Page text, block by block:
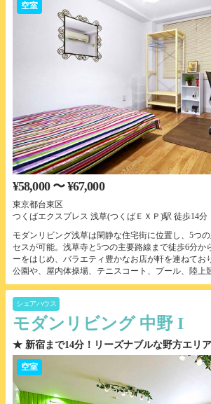
空室
¥58,000 〜 ¥67,000
東京都台東区
つくばエクスプレス 浅草(つくばＥＸＰ)駅 徒歩14分
モダンリビング浅草は閑静な住宅街に位置し、5つ
セスが可能。浅草寺と5つの主要路線まで徒歩6分か
ーをはじめ、バラエティ豊かなお店が軒を連ねてお
公園や、屋内体操場、テニスコート、プール、陸上
シェアハウス
モダンリビング 中野 I
★ 新宿まで14分！リーズナブルな野方エリ
空室